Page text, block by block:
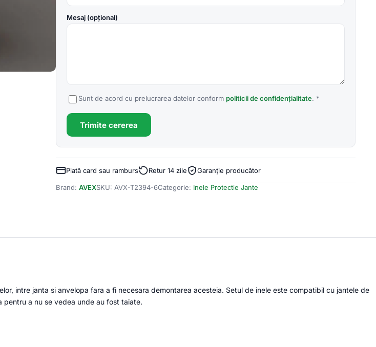
Mesaj (opțional)
Sunt de acord cu prelucrarea datelor conformpoliticii de confidențialitate. *
Trimite cererea
Plată card sau ramburs Retur 14 zile Garanție producător
Brand:AVEXSKU: AVX-T2394-6Categorie: Inele Protectie Jante
intre janta si anvelopa fara a fi necesara demontarea acesteia. Setul de inele este compatibil cu jantele de
pentru a nu se vedea unde au fost taiate.